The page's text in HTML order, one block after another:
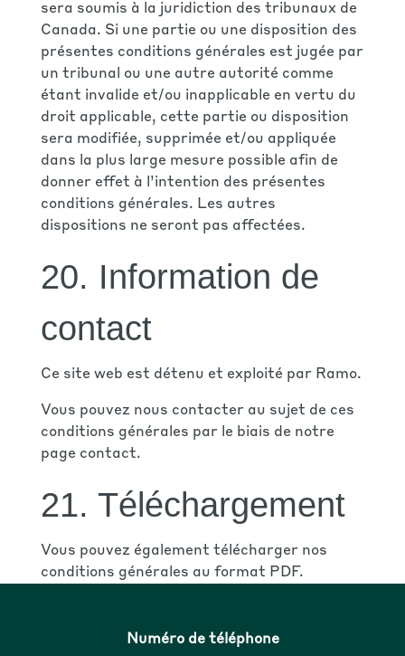
sera soumis à la juridiction des tribunaux de
Canada. Si une partie ou une disposition des
présentes conditions générales est jugée par
un tribunal ou une autre autorité comme
étant invalide et/ou inapplicable en vertu du
droit applicable, cette partie ou disposition
sera modifiée, supprimée et/ou appliquée
dans la plus large mesure possible afin de
donner effet à l’intention des présentes
conditions générales. Les autres
dispositions ne seront pas affectées.
20. Information de
contact
Ce site web est détenu et exploité par Ramo.
Vous pouvez nous contacter au sujet de ces
conditions générales par le biais de notre
page contact.
21. Téléchargement
Vous pouvez également téléchargernos
conditions générales au format PDF.
Numéro de téléphone